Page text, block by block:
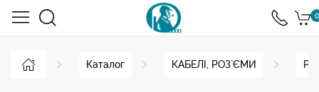
0
Каталог КАБЕЛІ, РОЗ`ЄМИ